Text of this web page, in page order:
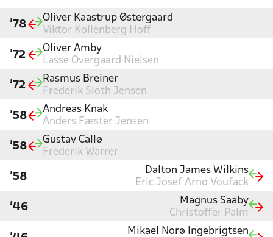
'78
Oliver Kaastrup Østergaard
Viktor Kollenberg Hoff
'72
Oliver Amby
Lasse Overgaard Nielsen
'72
Rasmus Breiner
Frederik Sloth Jensen
'58
Andreas Knak
Anders Fæster Jensen
'58
Gustav Callø
Frederik Warrer
'58
Dalton James Wilkins
Eric Josef Arno Voufack
'46
Magnus Saaby
Christoffer Palm
Mikael Norø Ingebrigtsen